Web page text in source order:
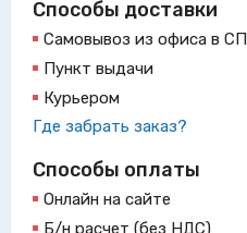
Способы доставки
Самовывоз из офиса в
Пункт выдачи
Курьером
Где забрать заказ?
Способы оплаты
Онлайн на сайте
Б/н расчет (без НДС)